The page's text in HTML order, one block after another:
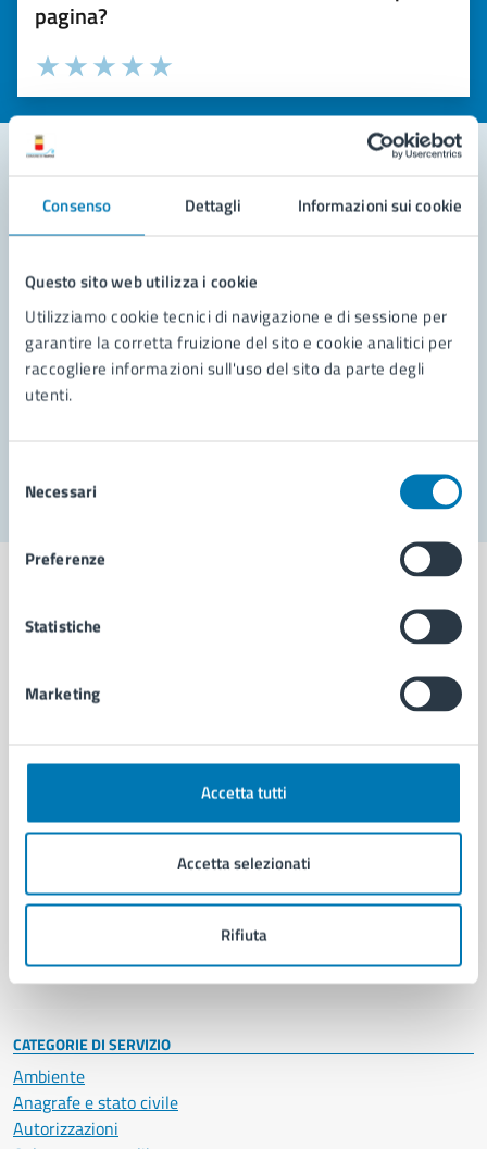
Consenso Dettagli Informazioni sui cookie
Questo sito web utilizza i cookie
Utilizziamo cookie tecnici di navigazione e di sessione per
garantire la corretta fruizione del sito e cookie analitici per
raccogliere informazioni sull'uso del sito da parte degli
utenti.
delNecessari
Preferenze
Statistiche
Marketing
Accetta tutti
Accetta selezionati
Rifiuta
pagina?
Valuta la chiarezza delle informazioni (da 1 a 5 stelle)
Seleziona il numero di stelle per valutare la chiarezza delle
Valuta 5 stelle su 5
Valuta 4 stelle su 5
Valuta 3 stelle su 5
Valuta 2 stelle su 5
Valuta 1 stelle su 5
Contatta il comune
Richiedi assistenza
Prenota appuntamento
Problemi in città
Aree amministrative
Uffici
Politici
Intranet, posta aziendale e protocollo
CATEGORIE DI SERVIZIO
Ambiente
Anagrafe e stato civile
Autorizzazioni